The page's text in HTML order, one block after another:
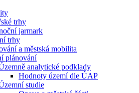
trhy
jarmark
trhy
a městská mobilita
plánování
analytické podklady
Hodnoty území dle ÚAP
studie